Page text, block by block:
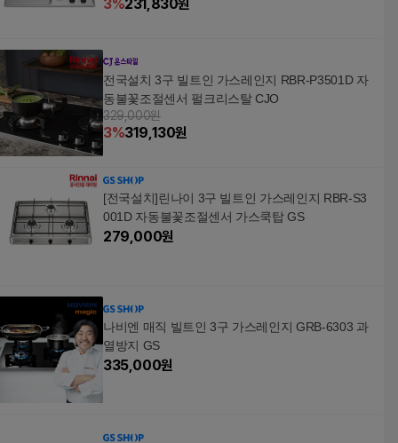
3%231,830원
전국설치 3구 빌트인 가스레인지 RBR-P3501D 자
동불꽃조절센서 펄크리스탈 CJO
329,000원
3%319,130원
[전국설치]린나이 3구 빌트인 가스레인지 RBR-S3
001D 자동불꽃조절센서 가스쿡탑 GS
279,000원
나비엔 매직 빌트인 3구 가스레인지 GRB-6303 과
열방지 GS
335,000원